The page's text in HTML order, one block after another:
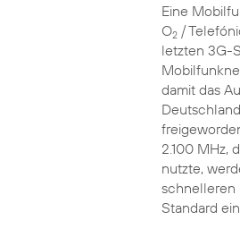
Eine
O2/
letzten 3G-
damit das
2.100 MHz,
nutzte,
schnelleren
Standard